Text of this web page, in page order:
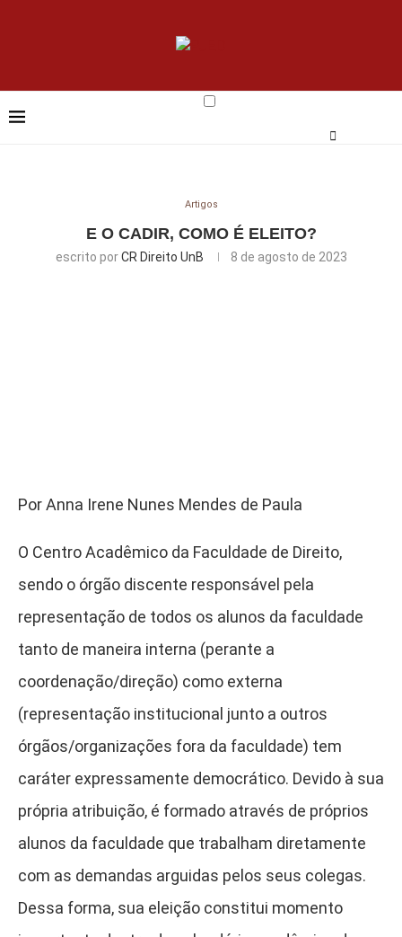
Artigos
E O CADIR, COMO É ELEITO?
escrito porCR Direito UnB 8 de agosto de 2023
Por Anna Irene Nunes Mendes de Paula
O Centro Acadêmico da Faculdade de Direito,
sendo o órgão discente responsável pela
representação de todos os alunos da faculdade
tanto de maneira interna (perante a
coordenação/direção) como externa
(representação institucional junto a outros
órgãos/organizações fora da faculdade) tem
caráter expressamente democrático. Devido à sua
própria atribuição, é formado através de próprios
alunos da faculdade que trabalham diretamente
com as demandas arguidas pelos seus colegas.
Dessa forma, sua eleição constitui momento